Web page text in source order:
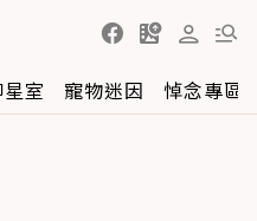
室 寵物迷因 悼念專區